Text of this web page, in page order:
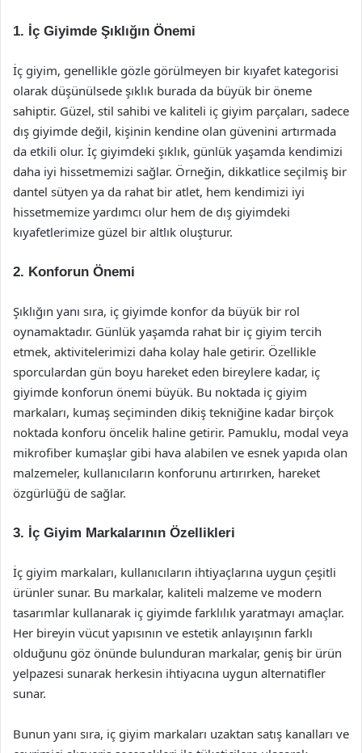
1. İç Giyimde Şıklığın Önemi
İç giyim, genellikle gözle görülmeyen bir kıyafet kategorisi
olarak düşünülsede şıklık burada da büyük bir öneme
sahiptir. Güzel, stil sahibi ve kaliteli iç giyim parçaları, sadece
dış giyimde değil, kişinin kendine olan güvenini artırmada
da etkili olur. İç giyimdeki şıklık, günlük yaşamda kendimizi
daha iyi hissetmemizi sağlar. Örneğin, dikkatlice seçilmiş bir
dantel sütyen ya da rahat bir atlet, hem kendimizi iyi
hissetmemize yardımcı olur hem de dış giyimdeki
kıyafetlerimize güzel bir altlık oluşturur.
2. Konforun Önemi
Şıklığın yanı sıra, iç giyimde konfor da büyük bir rol
oynamaktadır. Günlük yaşamda rahat bir iç giyim tercih
etmek, aktivitelerimizi daha kolay hale getirir. Özellikle
sporculardan gün boyu hareket eden bireylere kadar, iç
giyimde konforun önemi büyük. Bu noktada iç giyim
markaları, kumaş seçiminden dikiş tekniğine kadar birçok
noktada konforu öncelik haline getirir. Pamuklu, modal veya
mikrofiber kumaşlar gibi hava alabilen ve esnek yapıda olan
malzemeler, kullanıcıların konforunu artırırken, hareket
özgürlüğü de sağlar.
3. İç Giyim Markalarının Özellikleri
İç giyim markaları, kullanıcıların ihtiyaçlarına uygun çeşitli
ürünler sunar. Bu markalar, kaliteli malzeme ve modern
tasarımlar kullanarak iç giyimde farklılık yaratmayı amaçlar.
Her bireyin vücut yapısının ve estetik anlayışının farklı
olduğunu göz önünde bulunduran markalar, geniş bir ürün
yelpazesi sunarak herkesin ihtiyacına uygun alternatifler
sunar.
Bunun yanı sıra, iç giyim markaları uzaktan satış kanalları ve